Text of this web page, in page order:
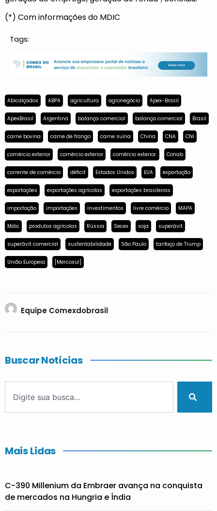
(*) Com informações do MDIC
Tags:
Abicalçados ABPA agricultura agronegócio Apex-Brasil
ApexBrasil Argentina balança comercial balança comercial Brasil
carne bovina carne de frango carne suína China CNA CNI
comércio exterior comércio exterior comércio exterior. Conab
corrente de comércio déficit Estados Unidos EUA exportação
exportações exportações agrícolas exportações brasileiras
importação importações investimentos livre comércio MAPA
Mdic produtos agrícolas Rússia Secex soja superávit
superávit comercial sustentabilidade São Paulo tarifaço de Trump
União Europeia [Mercosul]
Equipe Comexdobrasil
Buscar Notícias
Mais Lidas
C-390 Millenium da Embraer avança na conquista
de mercados na Hungria e Índia